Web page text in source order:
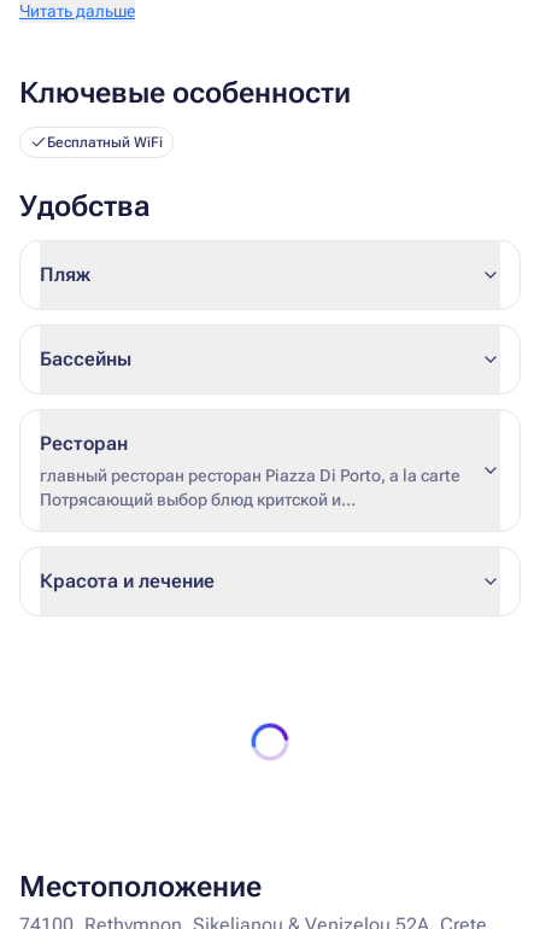
Читать дальше
Ключевые особенности
Бесплатный WiFi
Удобства
Пляж
Бассейны
Ресторан
главный ресторан ресторан Piazza Di Porto, a la сarte
Потрясающий выбор блюд критской и
закуски, десерты, фрукты и напитки.
Красота и лечение
Местоположение